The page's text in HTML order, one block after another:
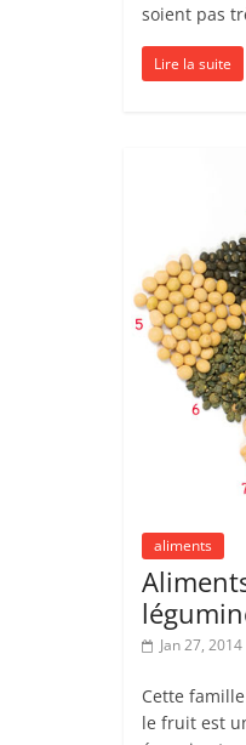
soient pas
Lire la suite
aliments
Jan 27, 2014
Cette
le fruit est